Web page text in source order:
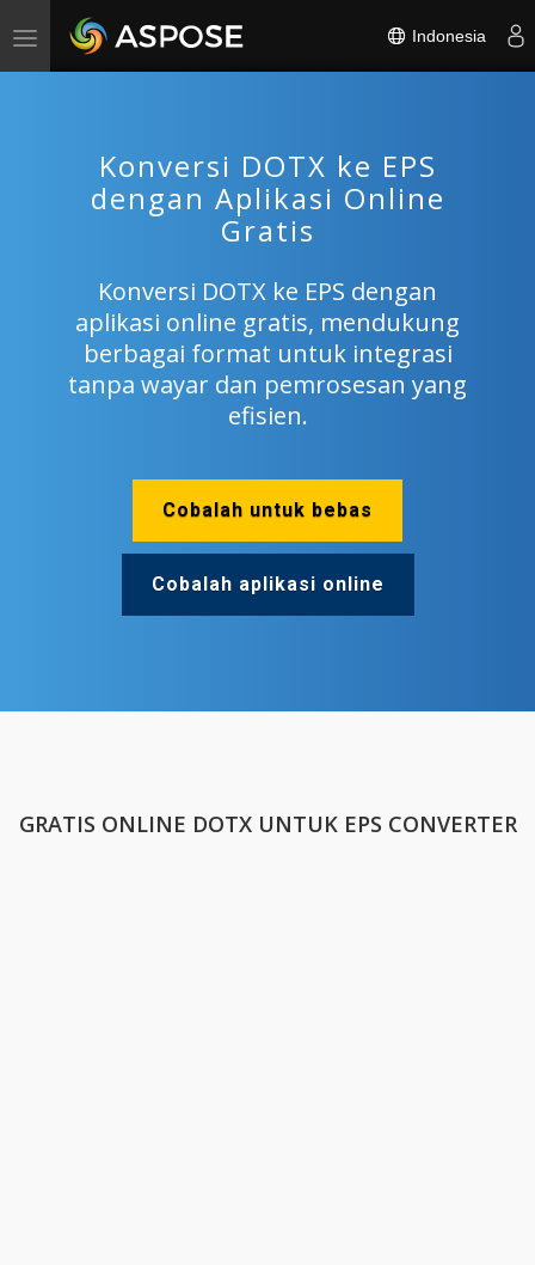
Toggle
Indonesia
Konversi DOTX ke EPS
dengan Aplikasi Online
Gratis
Konversi DOTX ke EPS dengan
aplikasi online gratis, mendukung
berbagai format untuk integrasi
tanpa wayar dan pemrosesan yang
efisien.
Cobalah untuk bebas
Cobalah aplikasi online
GRATIS ONLINE DOTX UNTUK EPS CONVERTER